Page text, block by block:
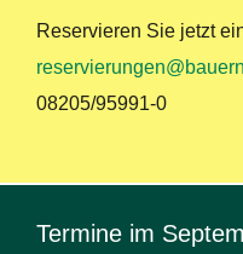
Reservieren Sie jetzt
08205/95991-0
Termine im